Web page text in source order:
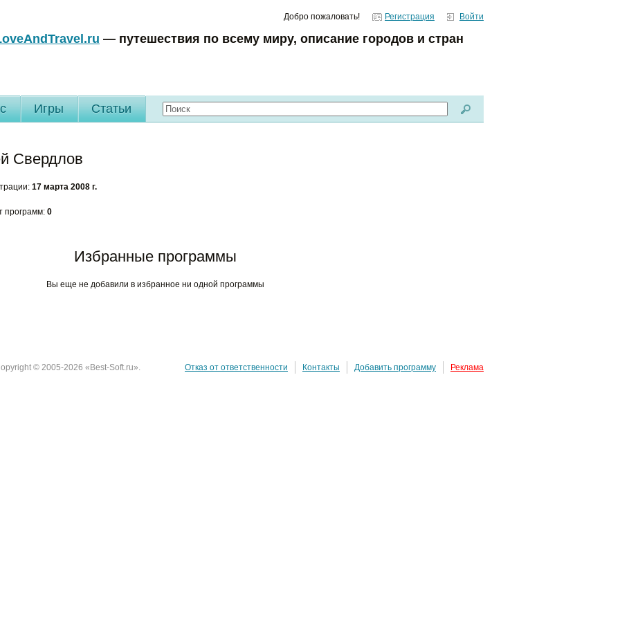
Добро пожаловать! Регистрация Войти
— путешествия по всему миру, описание городов и стран
Игры Статьи
Свердлов
17 марта 2008 г.
программ: 0
Избранные программы
Вы еще не добавили в избранное ни одной программы
© 2005-2026 «Best-Soft.ru». Отказ от ответственности Контакты Добавить программу Реклама